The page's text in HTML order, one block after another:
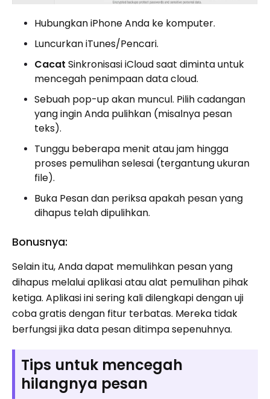
Hubungkan iPhone Anda ke komputer.
Luncurkan iTunes/Pencari.
Cacat Sinkronisasi iCloud saat diminta untuk
mencegah penimpaan data cloud.
Sebuah pop-up akan muncul. Pilih cadangan
yang ingin Anda pulihkan (misalnya pesan
teks).
Tunggu beberapa menit atau jam hingga
proses pemulihan selesai (tergantung ukuran
file).
Buka Pesan dan periksa apakah pesan yang
dihapus telah dipulihkan.
Bonusnya:
Selain itu, Anda dapat memulihkan pesan yang
dihapus melalui aplikasi atau alat pemulihan pihak
ketiga. Aplikasi ini sering kali dilengkapi dengan uji
coba gratis dengan fitur terbatas. Mereka tidak
berfungsi jika data pesan ditimpa sepenuhnya.
Tips untuk mencegah
hilangnya pesan